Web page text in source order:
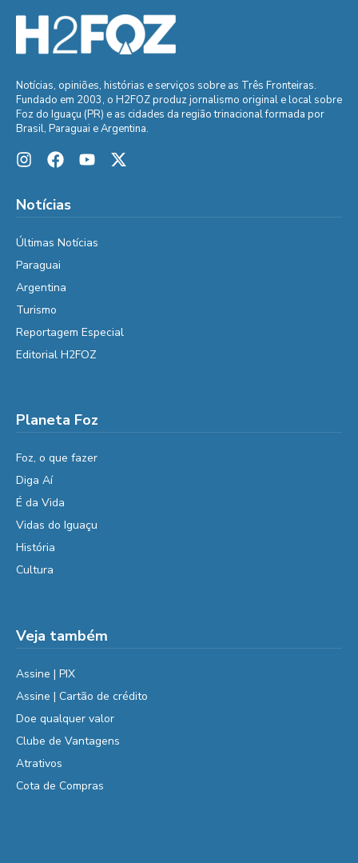
Notícias, opiniões, histórias e serviços sobre as Três Fronteiras.
Fundado em 2003, o H2FOZ produz jornalismo original e local sobre
Foz do Iguaçu (PR) e as cidades da região trinacional formada por
Brasil, Paraguai e Argentina.
Notícias
Últimas Notícias
Paraguai
Argentina
Turismo
Reportagem Especial
Editorial H2FOZ
Planeta Foz
Foz, o que fazer
Diga Aí
É da Vida
Vidas do Iguaçu
História
Cultura
Veja também
Assine | PIX
Assine | Cartão de crédito
Doe qualquer valor
Clube de Vantagens
Atrativos
Cota de Compras